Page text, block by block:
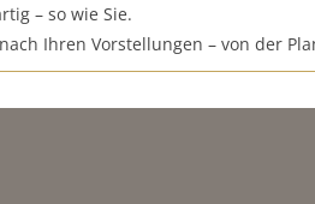
– so wie Sie.
Ihren Vorstellungen – von der